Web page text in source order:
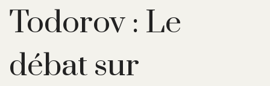
Todorov : Le
débat sur